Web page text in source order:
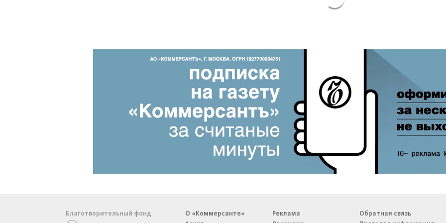
Благотворительный фонд
О «Коммерсанте»
Реклама
Обратная связь